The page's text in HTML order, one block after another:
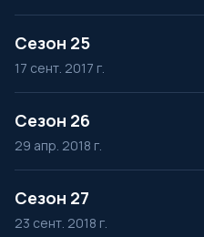
Сезон 25
17 сент. 2017 г.
Сезон 26
29 апр. 2018 г.
Сезон 27
23 сент. 2018 г.